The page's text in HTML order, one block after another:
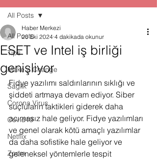
All Posts
Tips
Make a Change
Sağlık
Corona Virus
Covid19
Netflix
Zoom
All Posts
ESET ve Intel iş birliği
genişliyor
Haber Merkezi
20 Eki 2024 4 dakikada okunur
Fidye yazılımı saldırılarının sıklığı ve
şiddeti artmaya devam ediyor. Siber
suçluların taktikleri giderek daha
acımasız hale geliyor. Fidye yazılımları
ve genel olarak kötü amaçlı yazılımlar
da daha sofistike hale geliyor ve
geleneksel yöntemlerle tespit